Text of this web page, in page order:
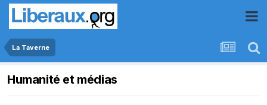
La Taverne
Humanité et médias